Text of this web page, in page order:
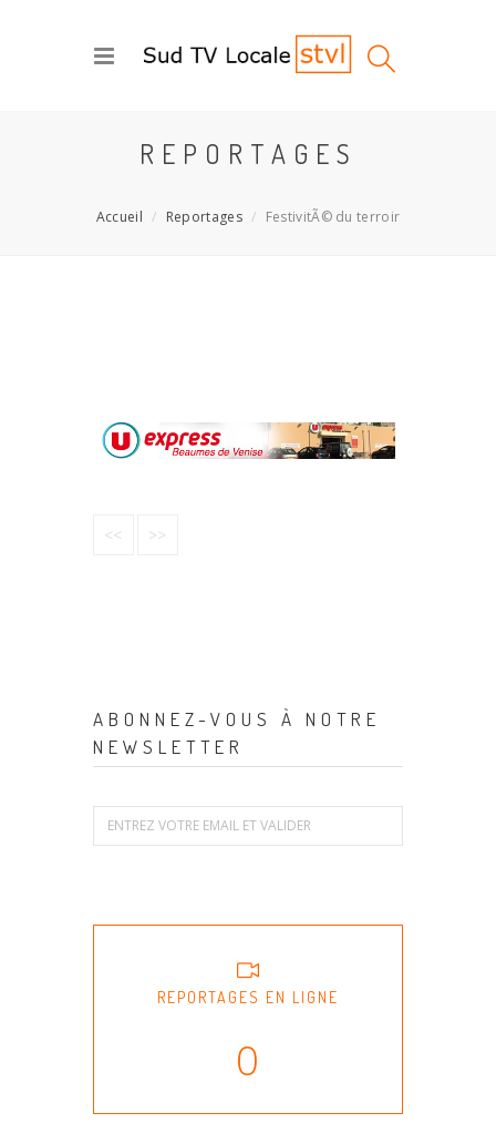
REPORTAGES
Accueil Reportages FestivitÃ© du terroir
<< >>
ABONNEZ-VOUS À NOTRE
NEWSLETTER
REPORTAGES EN LIGNE
0